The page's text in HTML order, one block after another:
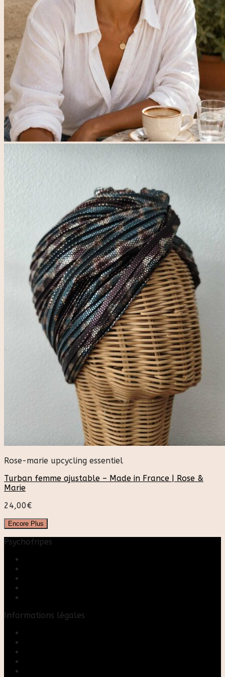
Rose-marie upcycling essentiel
Turban femme ajustable – Made in France | Rose &
Marie
24,00€
Encore Plus
Psychofripes
Informations légales